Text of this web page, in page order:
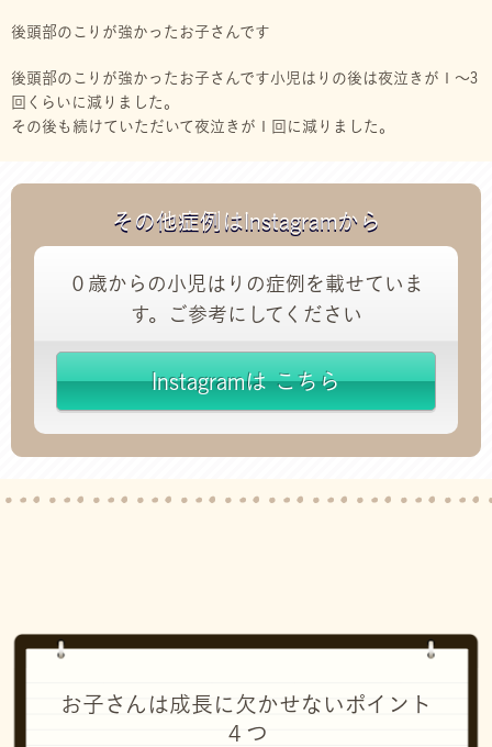
後頭部のこりが強かったお子さんです
後頭部のこりが強かったお子さんです小児はりの後は夜泣きが１〜3
回くらいに減りました。
その後も続けていただいて夜泣きが１回に減りました。
その他症例はInstagramから
０歳からの小児はりの症例を載せていま
す。ご参考にしてください
Instagramは こちら
お子さんは成長に欠かせないポイント
４つ